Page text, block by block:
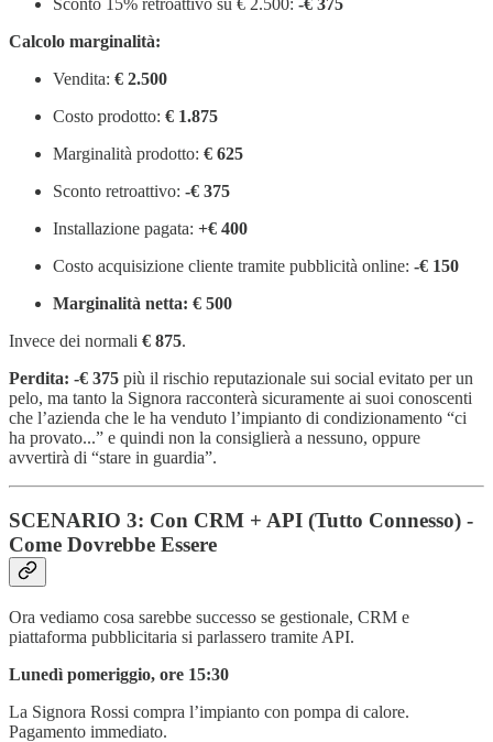
Sconto 15% retroattivo su € 2.500: -€ 375
Calcolo marginalità:
Vendita: € 2.500
Costo prodotto: € 1.875
Marginalità prodotto: € 625
Sconto retroattivo: -€ 375
Installazione pagata: +€ 400
Costo acquisizione cliente tramite pubblicità online: -€ 150
Marginalità netta: € 500
Invece dei normali € 875.
Perdita: -€ 375 più il rischio reputazionale sui social evitato per un
pelo, ma tanto la Signora racconterà sicuramente ai suoi conoscenti
che l’azienda che le ha venduto l’impianto di condizionamento “ci
ha provato...” e quindi non la consiglierà a nessuno, oppure
avvertirà di “stare in guardia”.
SCENARIO 3: Con CRM + API (Tutto Connesso) -
Come Dovrebbe Essere
Ora vediamo cosa sarebbe successo se gestionale, CRM e
piattaforma pubblicitaria si parlassero tramite API.
Lunedì pomeriggio, ore 15:30
La Signora Rossi compra l’impianto con pompa di calore.
Pagamento immediato.